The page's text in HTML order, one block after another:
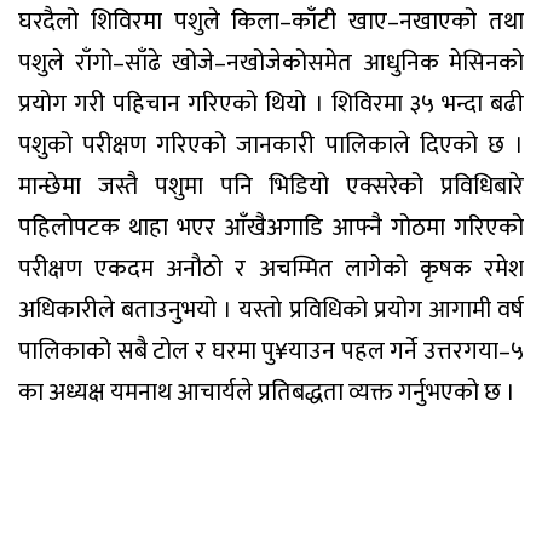
घरदैलो शिविरमा पशुले किला–काँटी खाए–नखाएको तथा
पशुले राँगो–साँढे खोजे–नखोजेकोसमेत आधुनिक मेसिनको
प्रयोग गरी पहिचान गरिएको थियो । शिविरमा ३५ भन्दा बढी
पशुको परीक्षण गरिएको जानकारी पालिकाले दिएको छ ।
मान्छेमा जस्तै पशुमा पनि भिडियो एक्सरेको प्रविधिबारे
पहिलोपटक थाहा भएर आँखैअगाडि आफ्नै गोठमा गरिएको
परीक्षण एकदम अनौठो र अचम्मित लागेको कृषक रमेश
अधिकारीले बताउनुभयो । यस्तो प्रविधिको प्रयोग आगामी वर्ष
पालिकाको सबै टोल र घरमा पु¥याउन पहल गर्ने उत्तरगया–५
का अध्यक्ष यमनाथ आचार्यले प्रतिबद्धता व्यक्त गर्नुभएको छ ।